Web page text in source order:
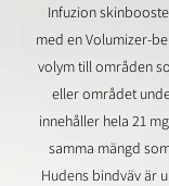
Infuzion
med en Volumizer-
volym till områden
eller området
innehåller hela 21
samma mängd
Hudens bindväv är